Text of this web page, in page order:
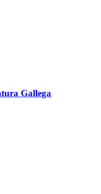
Gallega